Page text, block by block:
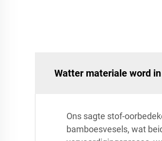
Watter materiale word
Ons sagte stof-
bamboesvesels, wat